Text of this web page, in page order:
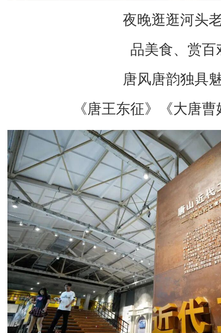
夜晚逛逛河头
品美食、赏百
唐风唐韵独具
《唐王东征》《大唐